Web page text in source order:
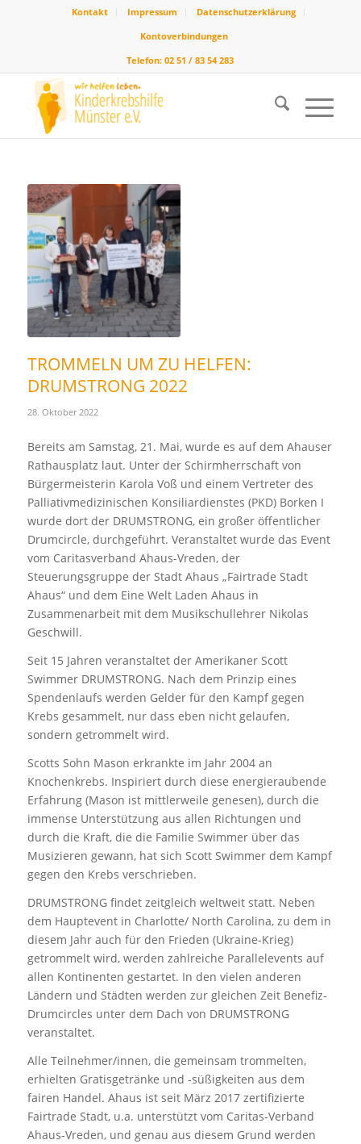
Kontakt Impressum
Datenschutzerklärung
Kontoverbindungen
Telefon: 02 51 / 83 54 283
TROMMELN UM ZU HELFEN:
DRUMSTRONG 2022
28. Oktober 2022
Bereits am Samstag, 21. Mai, wurde es auf dem Ahauser
Rathausplatz laut. Unter der Schirmherrschaft von
Bürgermeisterin Karola Voß und einem Vertreter des
Palliativmedizinischen Konsiliardienstes (PKD) Borken I
wurde dort der DRUMSTRONG, ein großer öffentlicher
Drumcircle, durchgeführt. Veranstaltet wurde das Event
vom Caritasverband Ahaus-Vreden, der
Steuerungsgruppe der Stadt Ahaus „Fairtrade Stadt
Ahaus“ und dem Eine Welt Laden Ahaus in
Zusammenarbeit mit dem Musikschullehrer Nikolas
Geschwill.
Seit 15 Jahren veranstaltet der Amerikaner Scott
Swimmer DRUMSTRONG. Nach dem Prinzip eines
Spendenlaufs werden Gelder für den Kampf gegen
Krebs gesammelt, nur dass eben nicht gelaufen,
sondern getrommelt wird.
Scotts Sohn Mason erkrankte im Jahr 2004 an
Knochenkrebs. Inspiriert durch diese energieraubende
Erfahrung (Mason ist mittlerweile genesen), durch die
immense Unterstützung aus allen Richtungen und
durch die Kraft, die die Familie Swimmer über das
Musizieren gewann, hat sich Scott Swimmer dem Kampf
gegen den Krebs verschrieben.
DRUMSTRONG findet zeitgleich weltweit statt. Neben
dem Hauptevent in Charlotte/ North Carolina, zu dem in
diesem Jahr auch für den Frieden (Ukraine-Krieg)
getrommelt wird, werden zahlreiche Parallelevents auf
allen Kontinenten gestartet. In den vielen anderen
Ländern und Städten werden zur gleichen Zeit Benefiz-
Drumcircles unter dem Dach von DRUMSTRONG
veranstaltet.
Alle Teilnehmer/innen, die gemeinsam trommelten,
erhielten Gratisgetränke und -süßigkeiten aus dem
fairen Handel. Ahaus ist seit März 2017 zertifizierte
Fairtrade Stadt, u.a. unterstützt vom Caritas-Verband
Ahaus-Vreden, und genau aus diesem Grund werden